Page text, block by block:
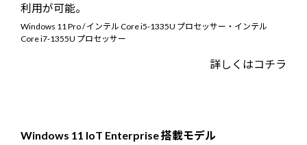
利用が可能。
Windows 11 Pro / インテル Core i5-1335U プロセッサー・インテル
Core i7-1355U プロセッサー
詳しくはコチラ
Windows 11 IoT Enterprise 搭載モデル